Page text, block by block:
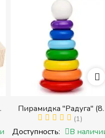
Пирамидка "Радуга" (8
деталей) (Пирамидка
среднего размера)
(1)
Доступность: В наличии